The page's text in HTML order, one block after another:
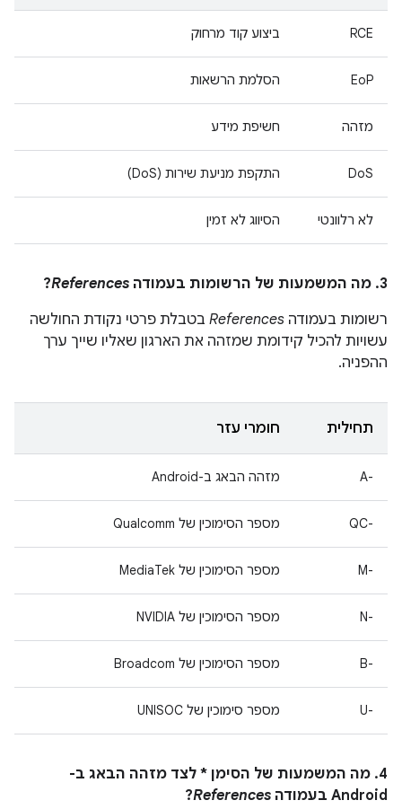
RCE ביצוע קוד מרחוק
EoP הסלמת הרשאות
מזהה חשיפת מידע
DoS התקפת מניעת שירות (DoS)
לא רלוונטי הסיווג לא זמין
3. מה המשמעות של הרשומות בעמודה References
?
רשומות בעמודה References בטבלת פרטי נקודת החולשה
עשויות להכיל קידומת שמזהה את הארגון שאליו שייך ערך
ההפניה.
תחילית חומרי עזר
A-‎ מזהה הבאג ב-Android
QC-‎ מספר הסימוכין של Qualcomm
M-‎ מספר הסימוכין של MediaTek
N-‎ מספר הסימוכין של NVIDIA
B-‎ מספר הסימוכין של Broadcom
U-‎ מספר סימוכין של UNISOC
4. מה המשמעות של הסימן * לצד מזהה הבאג ב-
Android בעמודה
References
?